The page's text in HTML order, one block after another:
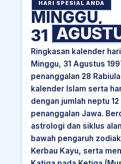
HARI SPESIAL ANDA
MINGGU,
31
Ringkasan kalender
Minggu, 31 Agustus
penanggalan 28
kalender Islam serta
dengan jumlah neptu
penanggalan Jawa.
astrologi dan siklus
bawah pengaruh
Kerbau Kayu, serta